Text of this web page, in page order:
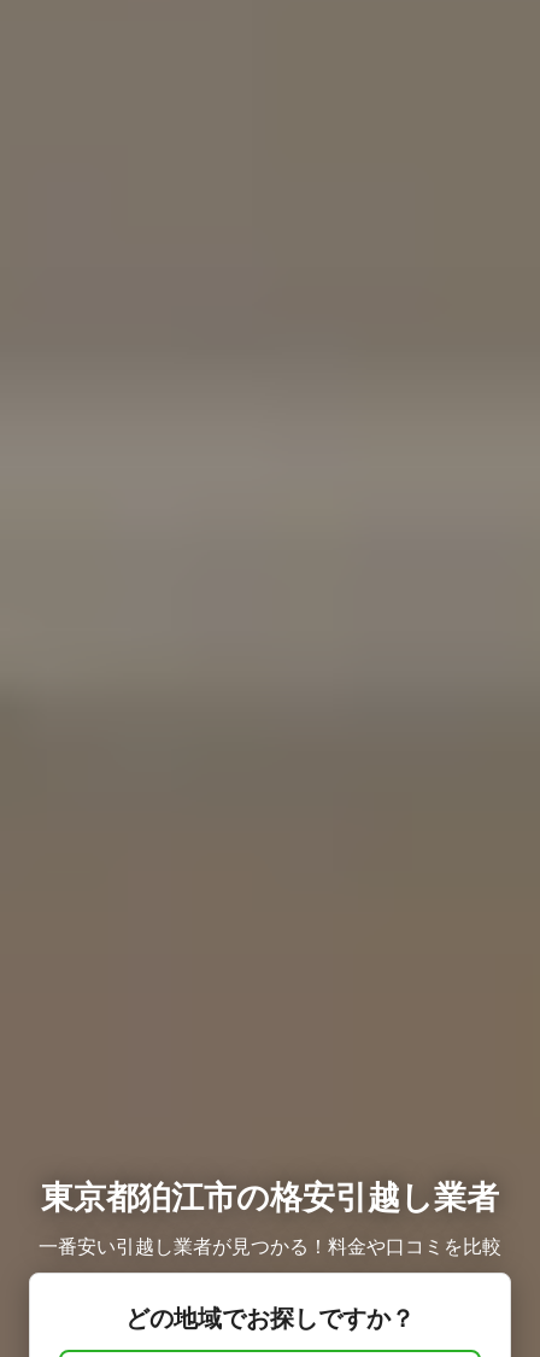
東京都狛江市の格安引越し業者
一番安い引越し業者が見つかる！料金や口コミを比較
どの地域でお探しですか？